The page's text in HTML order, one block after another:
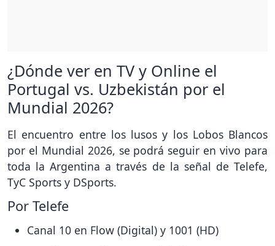
¿Dónde ver en TV y Online el
Portugal vs. Uzbekistán por el
Mundial 2026?
El encuentro entre los lusos y los Lobos Blancos
por el Mundial 2026, se podrá seguir en vivo para
toda la Argentina a través de la señal de Telefe,
TyC Sports y DSports.
Por Telefe
Canal 10 en Flow (Digital) y 1001 (HD)